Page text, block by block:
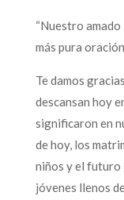
“Nuestro
más pura
Te damos
descansan hoy
significaron en
de hoy, los
niños y el futuro
jóvenes llenos